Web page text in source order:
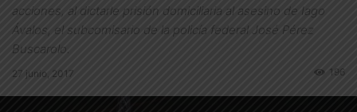
acciones, al dictarle prisión domiciliaria al asesino de Iago
Ávalos, el subcomisario de la policía federal José Pérez
Buscarolo.
27 junio, 2017 196